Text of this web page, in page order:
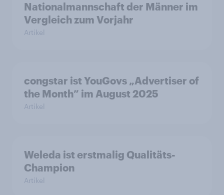
Nationalmannschaft der Männer im
Vergleich zum Vorjahr
Artikel
congstar ist YouGovs „Advertiser of
the Month” im August 2025
Artikel
Weleda ist erstmalig Qualitäts-
Champion
Artikel